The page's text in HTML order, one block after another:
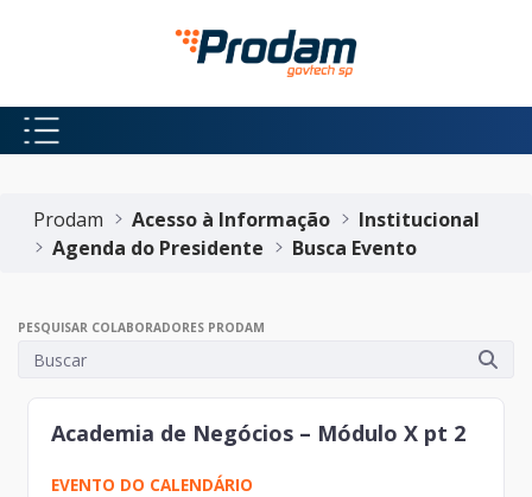
Pular para o Conteúdo principal
Prodam
Acesso à Informação
Institucional
Agenda do Presidente
Busca Evento
PESQUISAR COLABORADORES PRODAM
Academia de Negócios – Módulo X pt 2
EVENTO DO CALENDÁRIO